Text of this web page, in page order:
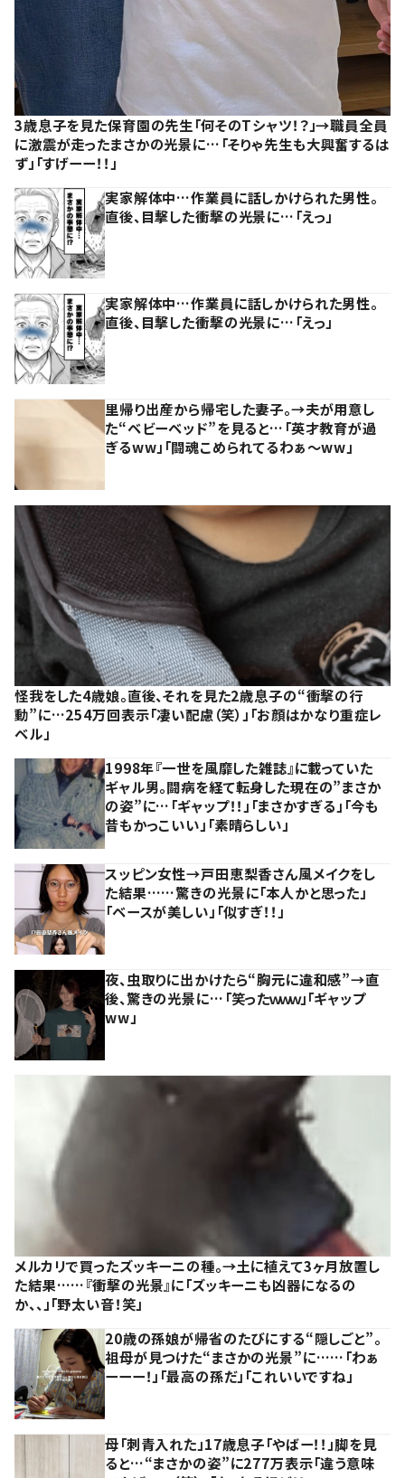
3歳息子を見た保育園の先生「何そのTシャツ！？」→職員全員
に激震が走ったまさかの光景に…「そりゃ先生も大興奮するは
ず」「すげーー！！」
実家解体中…作業員に話しかけられた男性。
直後、目撃した衝撃の光景に…「えっ」
実家解体中…作業員に話しかけられた男性。
直後、目撃した衝撃の光景に…「えっ」
里帰り出産から帰宅した妻子。→夫が用意し
た“ベビーベッド”を見ると…「英才教育が過
ぎるww」「闘魂こめられてるわぁ～ww」
怪我をした4歳娘。直後、それを見た2歳息子の“衝撃の行
動”に…254万回表示「凄い配慮（笑）」「お顔はかなり重症レ
ベル」
1998年『一世を風靡した雑誌』に載っていた
ギャル男。闘病を経て転身した現在の”まさか
の姿”に…「ギャップ！！」「まさかすぎる」「今も
昔もかっこいい」「素晴らしい」
スッピン女性→戸田恵梨香さん風メイクをし
た結果……驚きの光景に「本人かと思った」
「ベースが美しい」「似すぎ！！」
夜、虫取りに出かけたら“胸元に違和感”→直
後、驚きの光景に…「笑ったｗｗｗ」「ギャップ
ww」
メルカリで買ったズッキーニの種。→土に植えて3ヶ月放置し
た結果……『衝撃の光景』に「ズッキーニも凶器になるの
か、、」「野太い音！笑」
20歳の孫娘が帰省のたびにする“隠しごと”。
祖母が見つけた“まさかの光景”に……「わぁ
ーーー！」「最高の孫だ」「これいいですね」
母「刺青入れた」17歳息子「やばー！！」脚を見
ると…“まさかの姿”に277万表示「違う意味